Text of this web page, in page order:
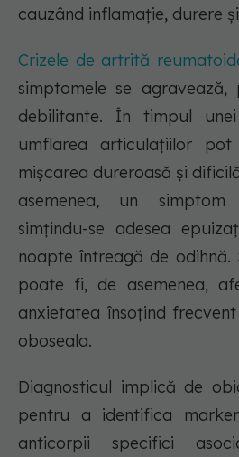
cauzând inflamație, durere
Crizele de artrită
simptomele se
debilitante. În timpul
umflarea articulațiilor
mișcarea dureroasă și
asemenea, un simptom
simțindu-se adesea
noapte întreagă de odihnă.
poate fi, de asemenea,
anxietatea însoțind
oboseala.
Diagnosticul implică de
pentru a identifica
anticorpii specifici